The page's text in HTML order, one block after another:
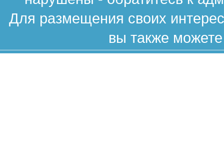
Для размещения своих
вы также